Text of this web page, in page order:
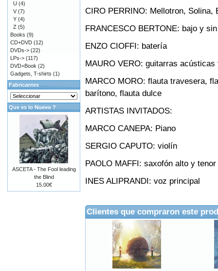
CIRO PERRINO: Mellotron, Solina,
FRANCESCO BERTONE: bajo y
ENZO CIOFFI: batería
MAURO VERO: guitarras
MARCO MORO: flauta travesera,
barítono, flauta dulce
ARTISTAS INVITADOS:
MARCO CANEPA: Piano
SERGIO CAPUTO: violín
PAOLO MAFFI: saxofón alto y tenor
INES ALIPRANDI: voz principal
Clientes que compraron este
U (4)
V (7)
Y (4)
Z (5)
Books (9)
CD+DVD (12)
DVDs-> (22)
LPs-> (117)
DVD+Book (2)
Gadgets, T-shirts (1)
Fabricantes
Que es lo Nuevo ?
ASCETA - The Fool leading
the Blind
15.00€